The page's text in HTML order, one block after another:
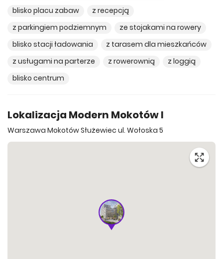
blisko placu zabaw
z recepcją
z parkingiem podziemnym
ze stojakami na rowery
blisko stacji ładowania
z tarasem dla mieszkańców
z usługami na parterze
z rowerownią
z loggią
blisko centrum
Lokalizacja Modern Mokotów I
Warszawa Mokotów Służewiec ul. Wołoska 5